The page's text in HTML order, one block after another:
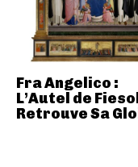
Fra Angelico :
L’Autel de
Retrouve Sa